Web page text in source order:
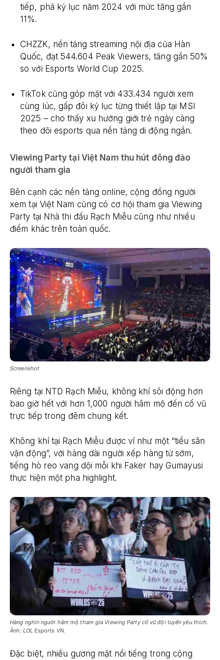
tiếp, phá kỷ lục năm 2024 với mức tăng gần
11%.
CHZZK, nền tảng streaming nội địa của Hàn
Quốc, đạt 544.604 Peak Viewers, tăng gần 50%
so với Esports World Cup 2025.
TikTok cũng góp mặt với 433.434 người xem
cùng lúc, gấp đôi kỷ lục từng thiết lập tại MSI
2025 – cho thấy xu hướng giới trẻ ngày càng
theo dõi esports qua nền tảng di động ngắn.
Viewing Party tại Việt Nam thu hút đông đảo
người tham gia
Bên cạnh các nền tảng online, cộng đồng người
xem tại Việt Nam cũng có cơ hội tham gia Viewing
Party tại Nhà thi đấu Rạch Miễu cũng như nhiều
điểm khác trên toàn quốc.
Screenshot
Riêng tại NTD Rạch Miễu, không khí sôi động hơn
bao giờ hết với hơn 1,000 người hâm mộ đến cổ vũ
trực tiếp trong đêm chung kết.
Không khí tại Rạch Miễu được ví như một “tiểu sân
vận động”, với hàng dài người xếp hàng từ sớm,
tiếng hò reo vang dội mỗi khi Faker hay Gumayusi
thực hiện một pha highlight.
Hàng nghìn người hâm mộ tham gia Viewing Party cổ vũ đội tuyển yêu thích.
Ảnh: LOL Esports VN.
Đặc biệt, nhiều gương mặt nổi tiếng trong cộng